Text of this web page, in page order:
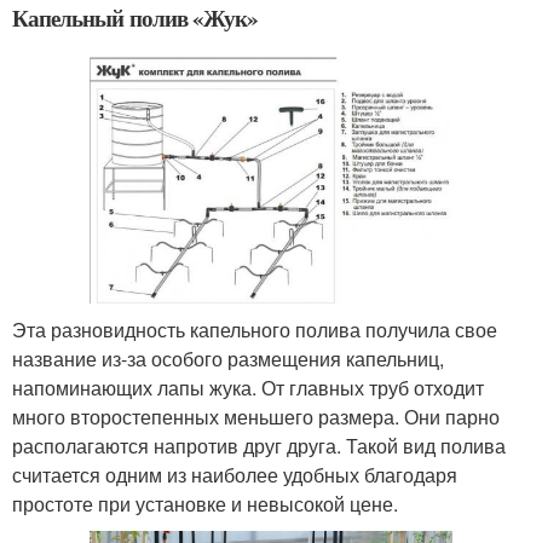
Капельный полив «Жук»
Эта разновидность капельного полива получила свое
название из-за особого размещения капельниц,
напоминающих лапы жука. От главных труб отходит
много второстепенных меньшего размера. Они парно
располагаются напротив друг друга. Такой вид полива
считается одним из наиболее удобных благодаря
простоте при установке и невысокой цене.